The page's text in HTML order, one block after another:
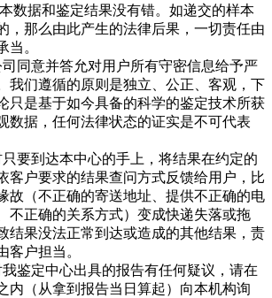
数据和鉴定结果没有错。如递交的样本
，那么由此产生的法律后果，一切责任由
当。
同意并答允对用户所有守密信息给予严
我们遵循的原则是独立、公正、客观，下
只是基于如今具备的科学的鉴定技术所获
数据，任何法律状态的证实是不可代表
要到达本中心的手上，将结果在约定的
客户要求的结果查问方式反馈给用户，比
故（不正确的寄送地址、提供不正确的电
不正确的关系方式）变成快递失落或拖
结果没法正常到达或造成的其他结果，责
客户担当。
我鉴定中心出具的报告有任何疑议，请在
内（从拿到报告当日算起）向本机构询